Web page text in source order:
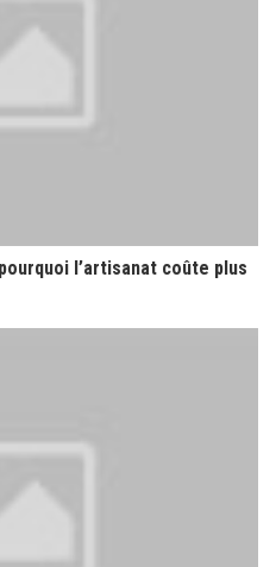
l’artisanat coûte plus